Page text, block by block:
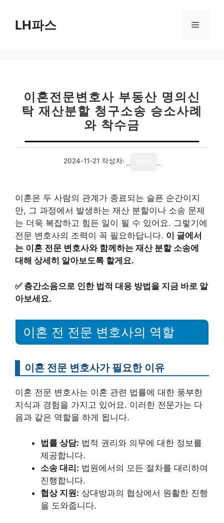
LH파스 메
이혼전문변호사 부동산 명의신
탁 재산분할 청구소송 승소사례
와 착수금
2024-11-21 작성자:
이혼은 두 사람의 관계가 종료되는 슬픈 순간이지
만, 그 과정에서 발생하는 재산 분할이나 소송 문제
는 더욱 복잡하고 힘든 일이 될 수 있어요. 그렇기에
전문 변호사의 조력이 꼭 필요하답니다. 이 글에서
는 이혼 전문 변호사와 함께하는 재산 분할 소송에
대해 상세히 알아보도록 할게요.
✅ 층간소음으로 인한 법적 대응 방법을 지금 바로 알
아보세요.
이혼 전 전문 변호사의 역할
이혼 전문 변호사가 필요한 이유
이혼 전문 변호사는 이혼 관련 법률에 대한 풍부한
지식과 경험을 가지고 있어요. 이러한 전문가는 다
음과 같은 역할을 하게 됩니다.
법률 상담: 법적 권리와 의무에 대한 정보를
제공합니다.
소송 대리: 법원에서의 모든 절차를 대리하여
진행합니다.
협상 지원: 상대방과의 협상에서 원활한 진행
을 도와줍니다.